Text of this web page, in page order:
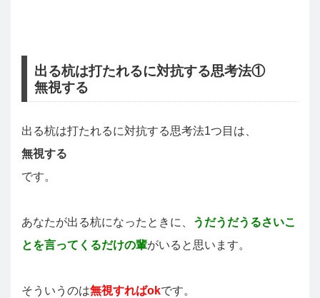
出る杭は打たれるに対抗する思考法①
無視する
出る杭は打たれるに対抗する思考法1つ目は、
無視する
です。
あなたが出る杭になったときに、
うだうだうるさいこ
とを言ってくるだけの輩がいると思います。
そういうのは無視すればokです。